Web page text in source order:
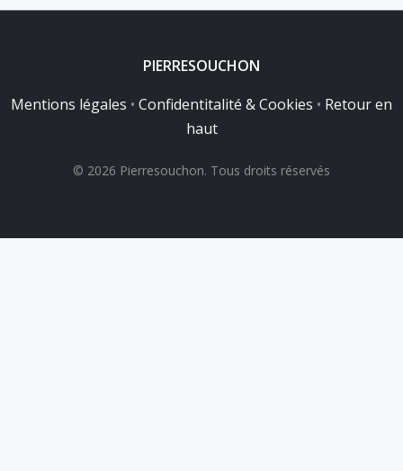
PIERRESOUCHON
Mentions légales • Confidentitalité & Cookies • Retour en
haut
© 2026 Pierresouchon. Tous droits réservés